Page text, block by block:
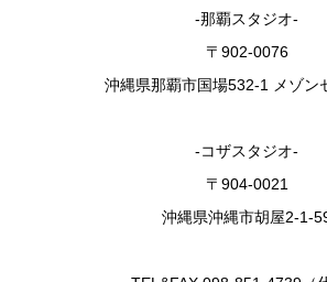
-那覇スタジオ-
〒902-0076
沖縄県那覇市国場532-1 メゾン
-コザスタジオ-
〒904-0021
沖縄県沖縄市胡屋2-1-